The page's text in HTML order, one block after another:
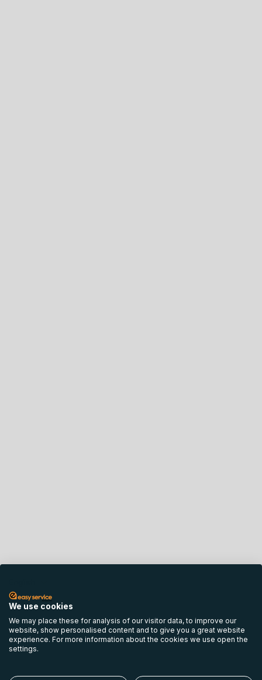
We use cookies
We may place these for analysis of our visitor data, to improve our
website, show personalised content and to give you a great website
experience. For more information about the cookies we use open the
settings.